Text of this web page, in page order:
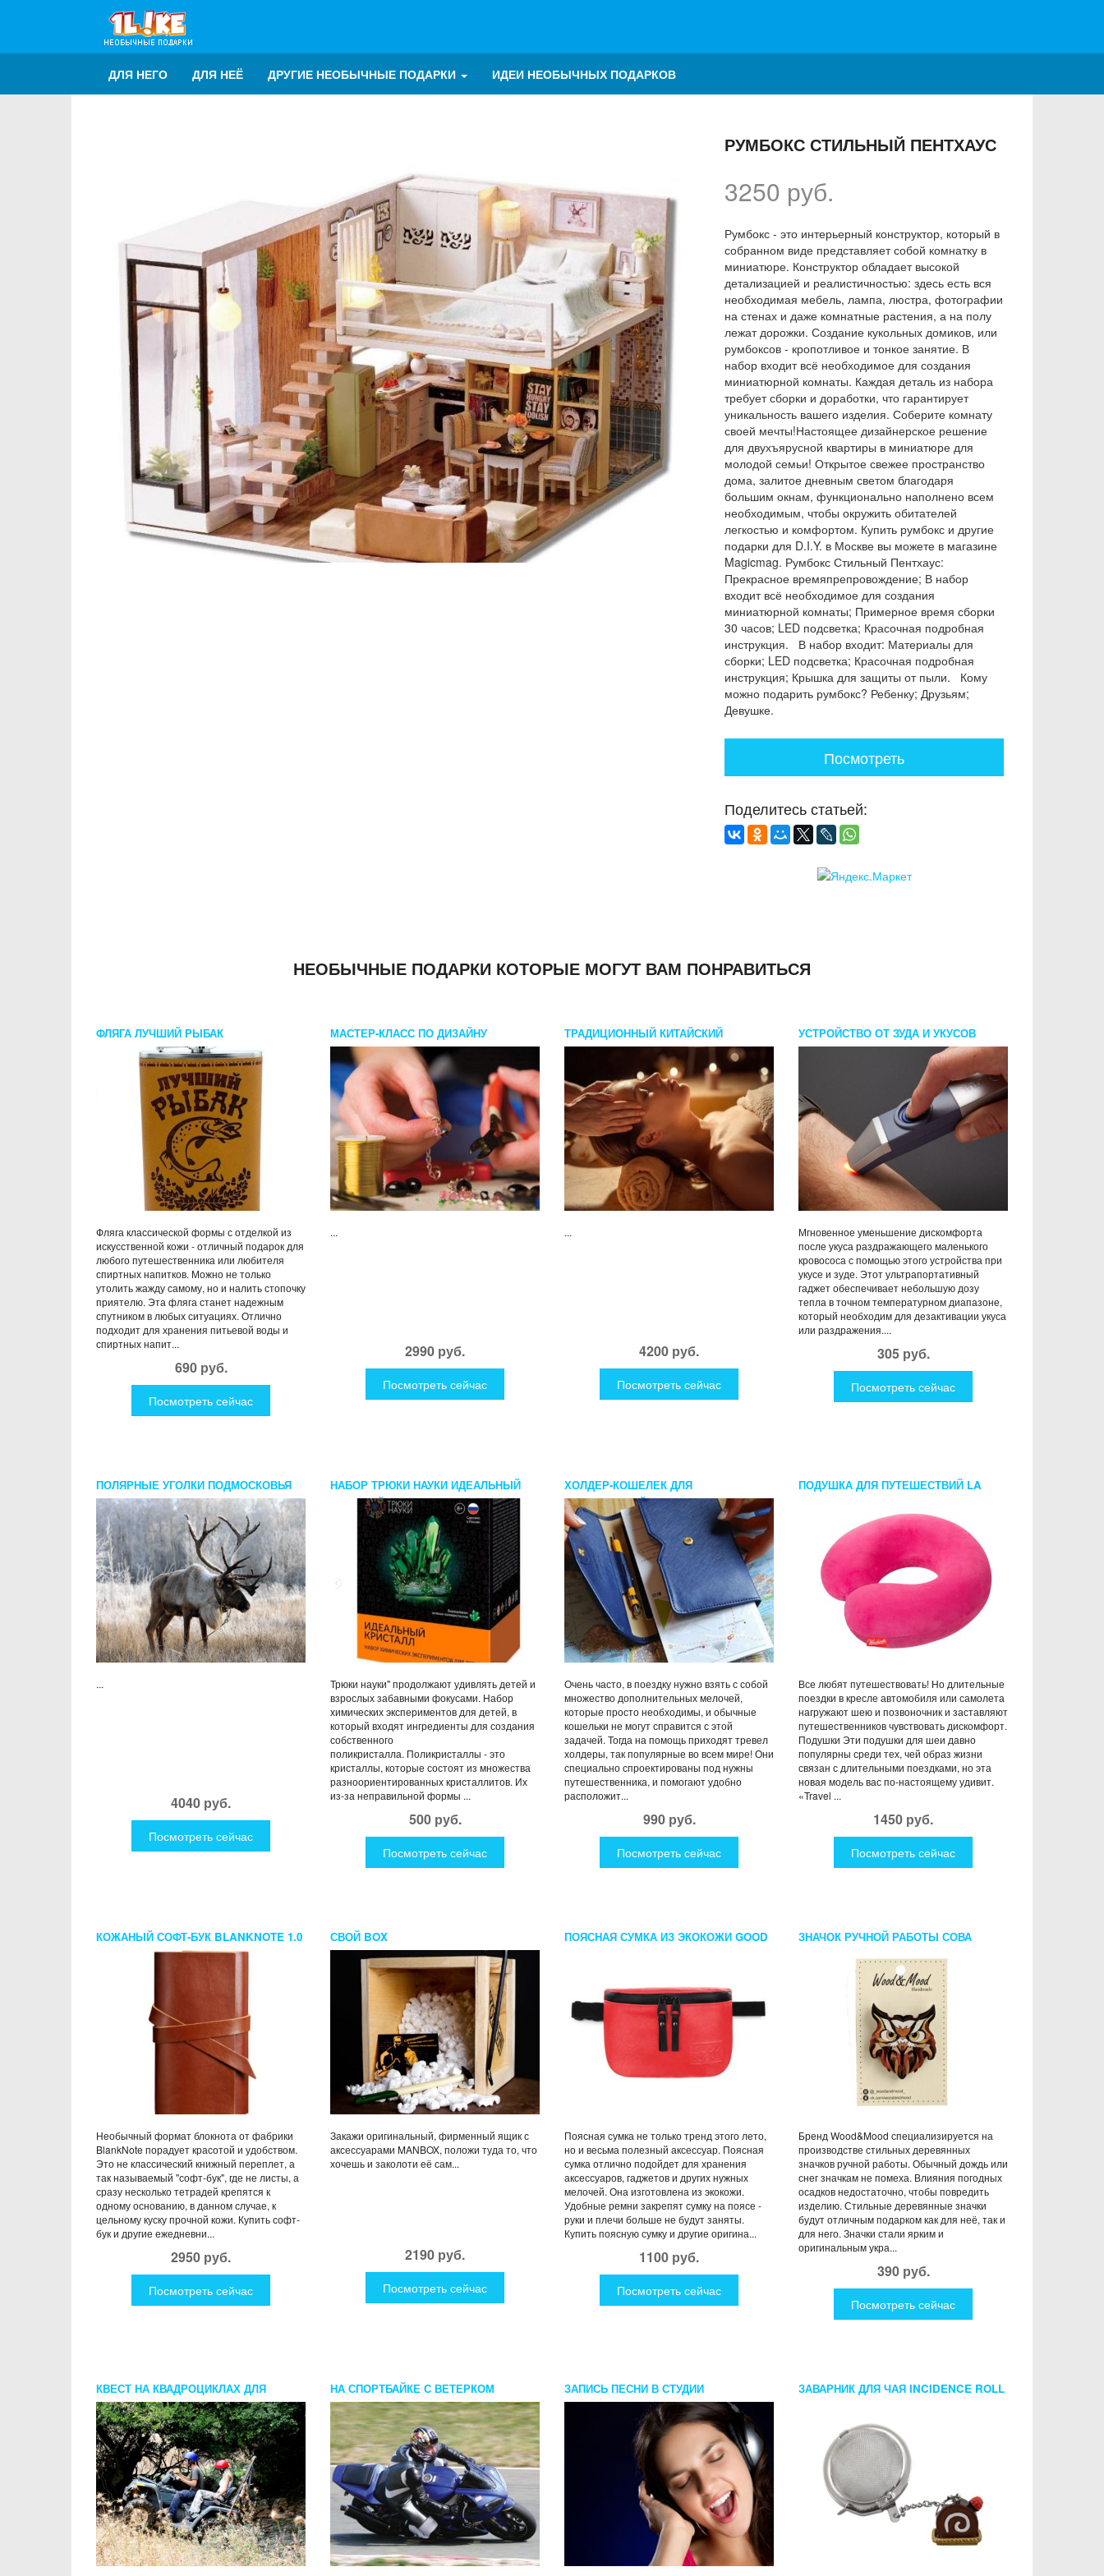
ДЛЯ НЕГО ДЛЯ НЕЁ ДРУГИЕ НЕОБЫЧНЫЕ ПОДАРКИ ИДЕИ НЕОБЫЧНЫХ ПОДАРКОВ
РУМБОКС СТИЛЬНЫЙ ПЕНТХАУС
3250 руб.
Румбокс - это интерьерный конструктор, который в
собранном виде представляет собой комнатку в
миниатюре. Конструктор обладает высокой
детализацией и реалистичностью: здесь есть вся
необходимая мебель, лампа, люстра, фотографии
на стенах и даже комнатные растения, а на полу
лежат дорожки. Создание кукольных домиков, или
румбоксов - кропотливое и тонкое занятие. В
набор входит всё необходимое для создания
миниатюрной комнаты. Каждая деталь из набора
требует сборки и доработки, что гарантирует
уникальность вашего изделия. Соберите комнату
своей мечты!Настоящее дизайнерское решение
для двухъярусной квартиры в миниатюре для
молодой семьи! Открытое свежее пространство
дома, залитое дневным светом благодаря
большим окнам, функционально наполнено всем
необходимым, чтобы окружить обитателей
легкостью и комфортом. Купить румбокс и другие
подарки для D.I.Y. в Москве вы можете в магазине
Magicmag. Румбокс Стильный Пентхаус:
Прекрасное времяпрепровождение; В набор
входит всё необходимое для создания
миниатюрной комнаты; Примерное время сборки
30 часов; LED подсветка; Красочная подробная
инструкция. В набор входит: Материалы для
сборки; LED подсветка; Красочная подробная
инструкция; Крышка для защиты от пыли. Кому
можно подарить румбокс? Ребенку; Друзьям;
Девушке.
Посмотреть
Поделитесь статьей:
НЕОБЫЧНЫЕ ПОДАРКИ КОТОРЫЕ МОГУТ ВАМ ПОНРАВИТЬСЯ
ФЛЯГА ЛУЧШИЙ РЫБАК
Фляга классической формы с отделкой из
искусственной кожи - отличный подарок для
любого путешественника или любителя
спиртных напитков. Можно не только
утолить жажду самому, но и налить стопочку
приятелю. Эта фляга станет надежным
спутником в любых ситуациях. Отлично
подходит для хранения питьевой воды и
спиртных напит...
690 руб.
Посмотреть сейчас
МАСТЕР-КЛАСС ПО ДИЗАЙНУ
БИЖУТЕРИИ
...
2990 руб.
Посмотреть сейчас
ТРАДИЦИОННЫЙ КИТАЙСКИЙ
МАССАЖ ЛИЦА ГУА ША
...
4200 руб.
Посмотреть сейчас
УСТРОЙСТВО ОТ ЗУДА И УКУСОВ
Мгновенное уменьшение дискомфорта
после укуса раздражающего маленького
кровососа с помощью этого устройства при
укусе и зуде. Этот ультрапортативный
гаджет обеспечивает небольшую дозу
тепла в точном температурном диапазоне,
который необходим для дезактивации укуса
или раздражения....
305 руб.
Посмотреть сейчас
ПОЛЯРНЫЕ УГОЛКИ ПОДМОСКОВЬЯ
ДЛЯ ДВОИХ
...
4040 руб.
Посмотреть сейчас
НАБОР ТРЮКИ НАУКИ ИДЕАЛЬНЫЙ
ЗЕЛЕНЫЙ ПОЛИКРИСТАЛЛ
Трюки науки" продолжают удивлять детей и
взрослых забавными фокусами. Набор
химических экспериментов для детей, в
который входят ингредиенты для создания
собственного
поликристалла. Поликристаллы - это
кристаллы, которые состоят из множества
разноориентированных кристаллитов. Их
из-за неправильной формы ...
500 руб.
Посмотреть сейчас
ХОЛДЕР-КОШЕЛЕК ДЛЯ
ПУТЕШЕСТВИЙ TRIPPING WALLET
Очень часто, в поездку нужно взять с собой
множество дополнительных мелочей,
которые просто необходимы, и обычные
кошельки не могут справится с этой
задачей. Тогда на помощь приходят тревел
холдеры, так популярные во всем мире! Они
специально спроектированы под нужны
путешественника, и помогают удобно
расположит...
990 руб.
Посмотреть сейчас
ПОДУШКА ДЛЯ ПУТЕШЕСТВИЙ LA
Все любят путешествовать! Но длительные
поездки в кресле автомобиля или самолета
нагружают шею и позвоночник и заставляют
путешественников чувствовать дискомфорт.
Подушки Эти подушки для шеи давно
популярны среди тех, чей образ жизни
связан с длительными поездками, но эта
новая модель вас по-настоящему удивит.
«Travel ...
1450 руб.
Посмотреть сейчас
КОЖАНЫЙ СОФТ-БУК BLANKNOTE 1.0
Необычный формат блокнота от фабрики
BlankNote порадует красотой и удобством.
Это не классический книжный переплет, а
так называемый "софт-бук", где не листы, а
сразу несколько тетрадей крепятся к
одному основанию, в данном случае, к
цельному куску прочной кожи. Купить софт-
бук и другие ежедневни...
2950 руб.
Посмотреть сейчас
СВОЙ BOX
Закажи оригинальный, фирменный ящик с
аксессуарами MANBOX, положи туда то, что
хочешь и заколоти её сам...
2190 руб.
Посмотреть сейчас
ПОЯСНАЯ СУМКА ИЗ ЭКОКОЖИ GOOD
Поясная сумка не только тренд этого лето,
но и весьма полезный аксессуар. Поясная
сумка отлично подойдет для хранения
аксессуаров, гаджетов и других нужных
мелочей. Она изготовлена из экокожи.
Удобные ремни закрепят сумку на поясе -
руки и плечи больше не будут заняты.
Купить поясную сумку и другие оригина...
1100 руб.
Посмотреть сейчас
ЗНАЧОК РУЧНОЙ РАБОТЫ СОВА
Бренд Wood&Mood специализируется на
производстве стильных деревянных
значков ручной работы. Обычный дождь или
снег значкам не помеха. Влияния погодных
осадков недостаточно, чтобы повредить
изделию. Стильные деревянные значки
будут отличным подарком как для неё, так и
для него. Значки стали ярким и
оригинальным укра...
390 руб.
Посмотреть сейчас
КВЕСТ НА КВАДРОЦИКЛАХ ДЛЯ
ДВОИХ
НА СПОРТБАЙКЕ С ВЕТЕРКОМ ЗАПИСЬ ПЕСНИ В СТУДИИ
ЗАВАРНИК ДЛЯ ЧАЯ INCIDENCE ROLL